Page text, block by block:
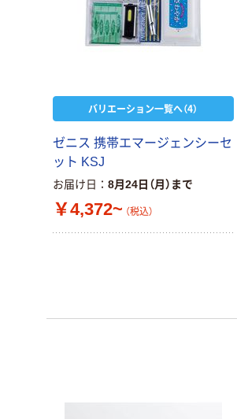
バリエーション一覧へ（4）
ゼニス 携帯エマージェンシーセ
ット KSJ
お届け日 8月24日（月）まで
￥4,372~ （税込）